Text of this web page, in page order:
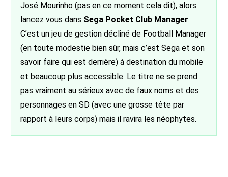
José Mourinho (pas en ce moment cela dit), alors
lancez vous dans Sega Pocket Club Manager.
C’est un jeu de gestion décliné de Football Manager
(en toute modestie bien sûr, mais c’est Sega et son
savoir faire qui est derrière) à destination du mobile
et beaucoup plus accessible. Le titre ne se prend
pas vraiment au sérieux avec de faux noms et des
personnages en SD (avec une grosse tête par
rapport à leurs corps) mais il ravira les néophytes.